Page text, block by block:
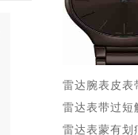
雷达腕表皮表
雷达表带过短
雷达表蒙有划